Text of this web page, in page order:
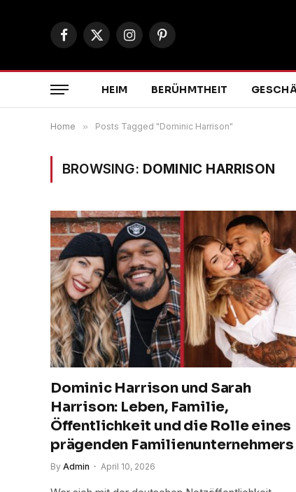
Facebook
X
InstagramPinterest
HEIM BERÜHMTHEIT
Home » Posts Tagged "Dominic Harrison"
BROWSING: DOMINIC HARRISON
Dominic Harrison und Sarah
Harrison: Leben, Familie,
Öffentlichkeit und die Rolle eines
prägenden Familienunternehmers
By Admin April 10, 2026